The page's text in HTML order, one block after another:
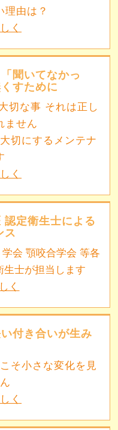
理由は？
く
聞いてなかっ
すために
切な事 それは正し
ません
切にするメンテナ
く
定衛生士による
ス
会 顎咬合学会 等各
生士が担当します
く
付き合いが生み
そ小さな変化を見
く